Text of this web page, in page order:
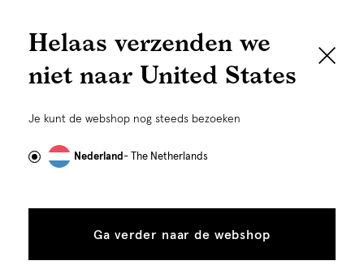
graag persoonlijk
gebruiken wij cookies en daarmee vergelijkbare
om advertenties te personaliseren...
tonen
toestaan
Helaas verzenden we
niet naar United States
Je kunt de webshop nog steeds bezoeken
Nederland- The Netherlands
Ga verder naar de webshop